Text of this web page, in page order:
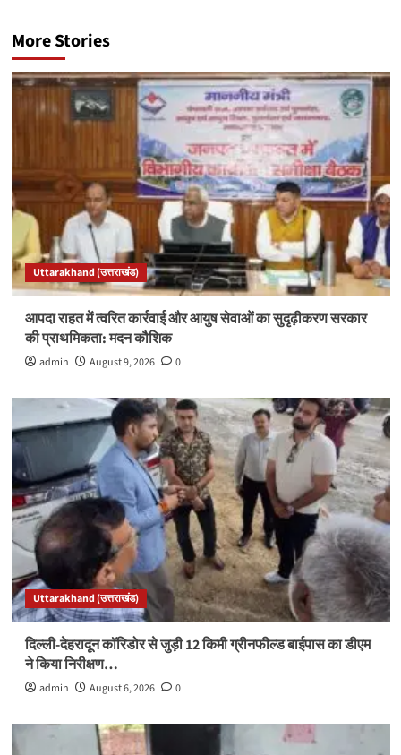
More Stories
Uttarakhand (उत्तराखंड)
आपदा राहत में त्वरित कार्रवाई और आयुष सेवाओं का सुदृढ़ीकरण सरकार
की प्राथमिकता: मदन कौशिक
admin August 9, 2026 0
Uttarakhand (उत्तराखंड)
दिल्ली-देहरादून कॉरिडोर से जुड़ी 12 किमी ग्रीनफील्ड बाईपास का डीएम
ने किया निरीक्षण…
admin August 6, 2026 0